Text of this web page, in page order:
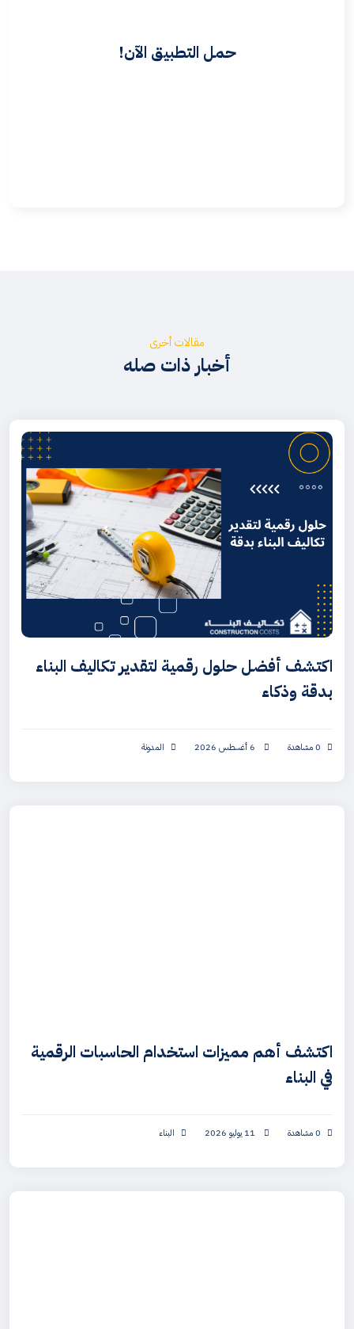
حمل التطبيق الآن!
مقالات أخرى
أخبار ذات صله
اكتشف أفضل حلول رقمية لتقدير تكاليف البناء
بدقة وذكاء
0 مشاهدة المدونة
اكتشف أهم مميزات استخدام الحاسبات الرقمية
في البناء
0 مشاهدة البناء